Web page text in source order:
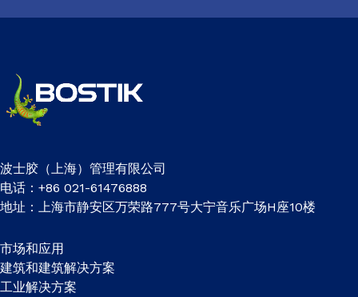
波士胶（上海）管理有限公司
电话：+86 021-61476888
地址：上海市静安区万荣路777号大宁音乐广场H座10楼
市场和应用
建筑和建筑解决方案
工业解决方案